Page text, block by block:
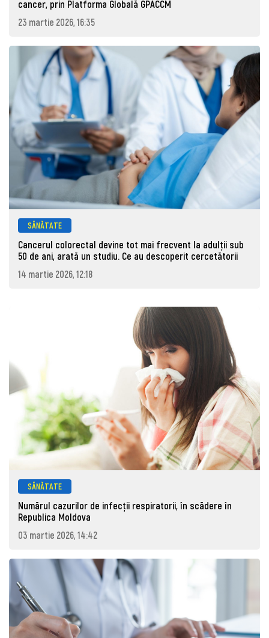
cancer, prin Platforma Globală GPACCM
23 martie 2026, 16:35
SĂNĂTATE
Cancerul colorectal devine tot mai frecvent la adulţii sub
50 de ani, arată un studiu. Ce au descoperit cercetătorii
14 martie 2026, 12:18
SĂNĂTATE
Numărul cazurilor de infecții respiratorii, în scădere în
Republica Moldova
03 martie 2026, 14:42